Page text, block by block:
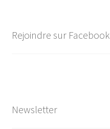
Rejoindre sur Facebook
Newsletter